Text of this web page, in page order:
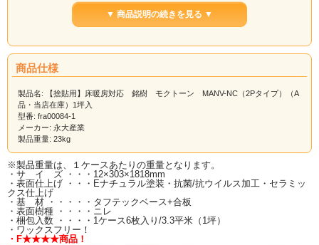
最大限に引き出すことにこだわりま
へこみキズに強い！キャスター・車
すり傷・摩耗に強い！抗菌加工・抗
ウィルス加工！
ワックスフリー！ホットカーペット
OK！床暖房仕上げ材に最適！
▼ 商品説明の続きを見る ▼
商品仕様
製品名: 【捨貼用】床暖房対応 銘樹 モクトーン MANV-NC（2Pタイプ）（A
品・当店在庫）1坪入
型番: fra00084-1
メーカー: 永大産業
製品重量: 23kg
※製品重量は、１ケースあたりの重量となります。
・サ イ ズ ・・・12×303×1818mm
・表面仕上げ ・・・Eナチュラル塗装・抗菌/抗ウイルス加工・セラミッ
クス仕上げ
・基 材 ・・・・・タフテックベース+合板
・表面樹種 ・・・・ニレ
・梱包入数 ・・・・1ケース6枚入り/3.3平米（1坪）
・ワックスフリー！
・F★★★★商品！